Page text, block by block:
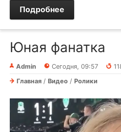
Подробнее
Юная фанатка
Admin Сегодня, 09:57
Главная / Видео / Ролики